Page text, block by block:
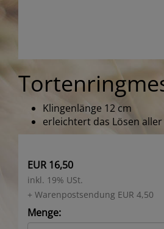
Klingenlänge 12 cm
erleichtert das Lösen
EUR 16,50
inkl. 19% USt.
+ Warenpostsendung EUR 4,50
Menge: